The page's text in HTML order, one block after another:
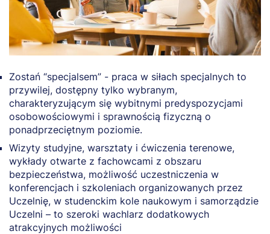
Zostań “specjalsem” - praca w siłach specjalnych to
przywilej, dostępny tylko wybranym,
charakteryzującym się wybitnymi predyspozycjami
osobowościowymi i sprawnością fizyczną o
ponadprzeciętnym poziomie.
Wizyty studyjne, warsztaty i ćwiczenia terenowe,
wykłady otwarte z fachowcami z obszaru
bezpieczeństwa, możliwość uczestniczenia w
konferencjach i szkoleniach organizowanych przez
Uczelnię, w studenckim kole naukowym i samorządzie
Uczelni – to szeroki wachlarz dodatkowych
atrakcyjnych możliwości